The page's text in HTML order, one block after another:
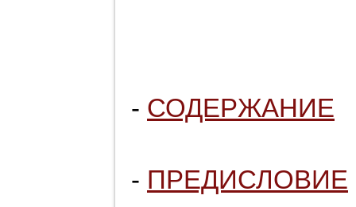
- СОДЕРЖАНИЕ
- ПРЕДИСЛОВИЕ